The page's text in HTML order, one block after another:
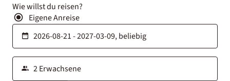
Wie willst du reisen?
Eigene Anreise